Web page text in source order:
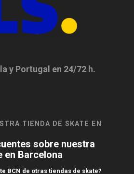
y Portugal en 24/72 h.
TIENDA DE SKATE EN
sobre nuestra
en Barcelona
BCN de otras tiendas de skate?